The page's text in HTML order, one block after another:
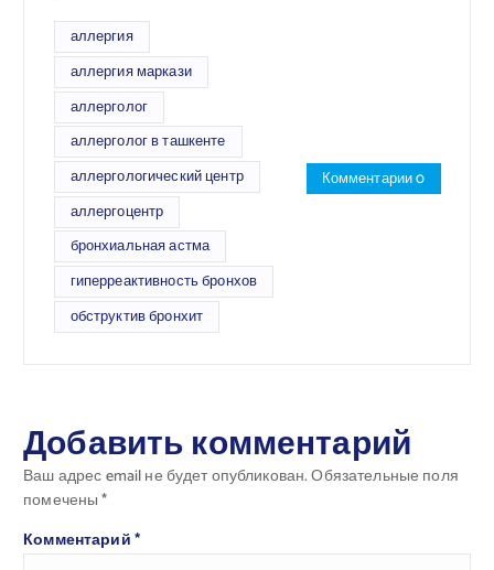
аллергия
аллергия маркази
аллерголог
аллерголог в ташкенте
аллергологический центр
аллергоцентр
бронхиальная астма
гиперреактивность бронхов
обструктив бронхит
Комментарии 0
Добавить комментарий
Ваш адрес email не будет опубликован.Обязательные поля
помечены*
Комментарий*